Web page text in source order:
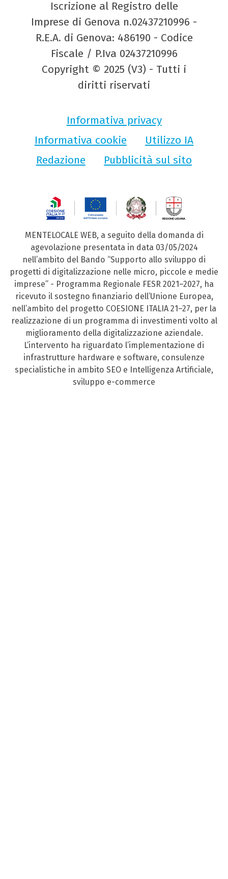
Iscrizione al Registro delle
Imprese di Genova n.02437210996 -
R.E.A. di Genova: 486190 - Codice
Fiscale / P.Iva 02437210996
Copyright © 2025 (V3) - Tutti i
diritti riservati
Informativa privacy
Informativa cookie
Utilizzo IA
Redazione
Pubblicità sul sito
MENTELOCALE WEB, a seguito della domanda di
agevolazione presentata in data 03/05/2024
nell’ambito del Bando “Supporto allo sviluppo di
progetti di digitalizzazione nelle micro, piccole e medie
imprese” - Programma Regionale FESR 2021–2027, ha
ricevuto il sostegno finanziario dell’Unione Europea,
nell’ambito del progetto COESIONE ITALIA 21–27, per la
realizzazione di un programma di investimenti volto al
miglioramento della digitalizzazione aziendale.
L’intervento ha riguardato l’implementazione di
infrastrutture hardware e software, consulenze
specialistiche in ambito SEO e Intelligenza Artificiale,
sviluppo e-commerce